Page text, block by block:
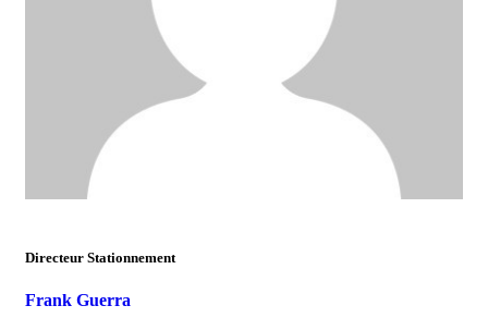
Directeur Stationnement
Frank Guerra